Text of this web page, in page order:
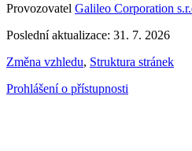
Provozovatel Galileo Corporation
Poslední aktualizace: 31. 7. 2026
Změna vzhledu, Struktura stránek
Prohlášení o přístupnosti